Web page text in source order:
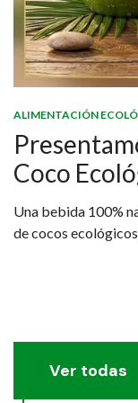
ALIMENTACIÓN
Coco
Una bebida 100%
de cocos
Ver todas